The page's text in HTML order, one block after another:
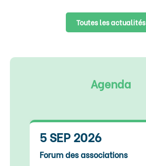
Toutes les actualités
Agenda
5 SEP 2026
Forum des associations